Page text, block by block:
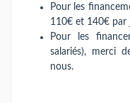
Pour les
110€ et 140€
Pour les
salariés), merci
nous.